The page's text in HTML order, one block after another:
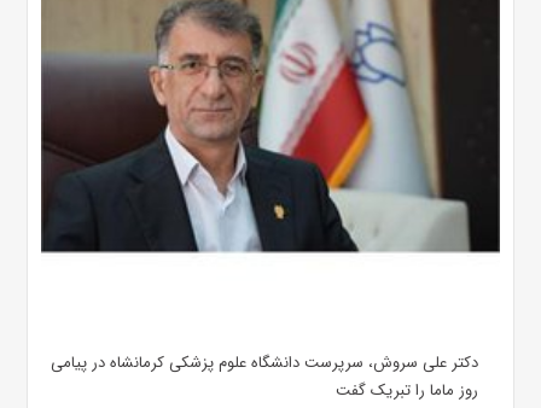
دکتر علی سروش، سرپرست دانشگاه علوم پزشکی کرمانشاه در پیامی
روز ماما را تبریک گفت